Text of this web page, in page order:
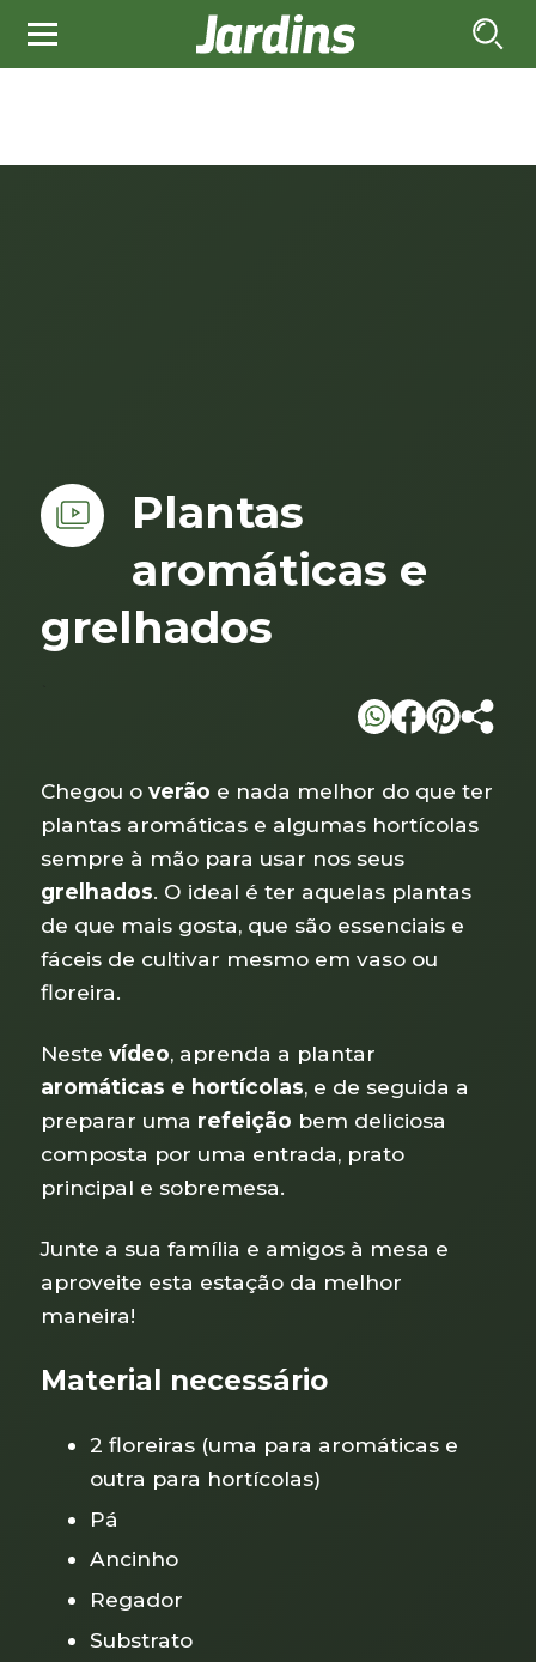
Plantas
aromáticas e
grelhados
Chegou overão e nada melhor do que ter
plantas aromáticas e algumas hortícolas
sempre à mão para usar nos seus
grelhados. O ideal é ter aquelas plantas
de que mais gosta, que são essenciais e
fáceis de cultivar mesmo em vaso ou
floreira.
Neste vídeo, aprenda a plantar
aromáticas e hortícolas, e de seguida a
preparar uma refeição bem deliciosa
composta por uma entrada, prato
principal e sobremesa.
Junte a sua família e amigos à mesa e
aproveite esta estação da melhor
maneira!
Material necessário
2 floreiras (uma para aromáticas e
outra para hortícolas)
Pá
Ancinho
Regador
Substrato